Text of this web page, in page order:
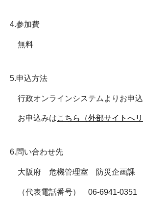
4.参加費
無料
5.申込方法
行政オンラインシステムよりお申込
お申込みはこちら（外部サイトへリ
6.問い合わせ先
大阪府 危機管理室 防災企画課
（代表電話番号） 06-6941-0351